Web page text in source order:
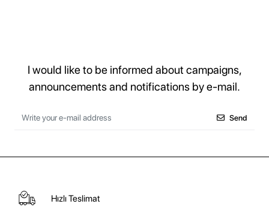
I would like to be informed about campaigns,
announcements and notifications by e-mail.
Send
Hızlı Teslimat